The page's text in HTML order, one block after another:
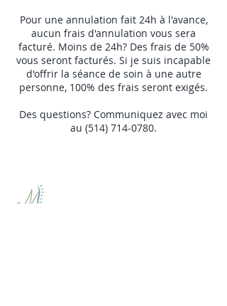
Pour une annulation fait 24h à l'avance,
aucun frais d'annulation vous sera
facturé. Moins de 24h? Des frais de 50%
vous seront facturés. Si je suis incapable
d'offrir la séance de soin à une autre
personne, 100% des frais seront exigés.
Des questions? Communiquez avec moi
au (514) 714-0780.